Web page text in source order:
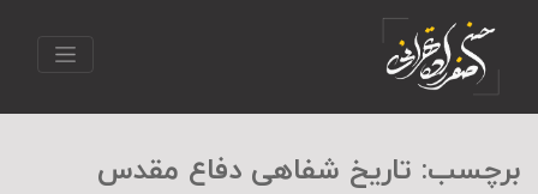
برچسب: تاریخ شفاهی دفاع مقدس